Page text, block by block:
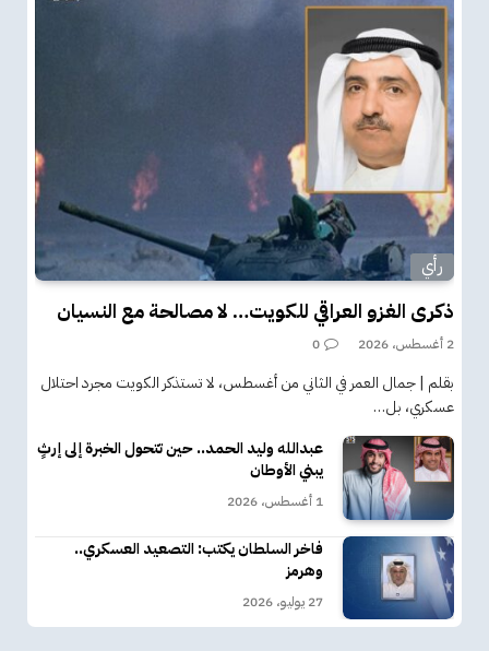
رأي
ذكرى الغزو العراقي للكويت… لا مصالحة مع النسيان
2 أغسطس، 2026 0
بقلم | جمال العمر في الثاني من أغسطس، لا تستذكر الكويت مجرد احتلال
عسكري، بل…
عبدالله وليد الحمد.. حين تتحول الخبرة إلى إرثٍ
يبني الأوطان
1 أغسطس، 2026
فاخر السلطان يكتب: التصعيد العسكري..
وهرمز
27 يوليو، 2026